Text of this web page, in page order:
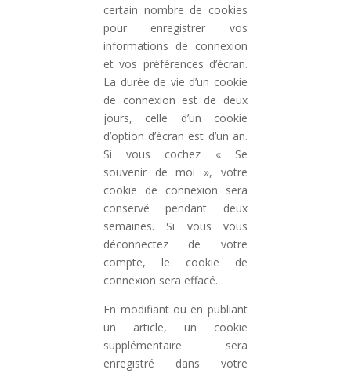
certain nombre de cookies
pour enregistrer vos
informations de connexion
et vos préférences d’écran.
La durée de vie d’un cookie
de connexion est de deux
jours, celle d’un cookie
d’option d’écran est d’un an.
Si vous cochez « Se
souvenir de moi », votre
cookie de connexion sera
conservé pendant deux
semaines. Si vous vous
déconnectez de votre
compte, le cookie de
connexion sera effacé.
En modifiant ou en publiant
un article, un cookie
supplémentaire sera
enregistré dans votre